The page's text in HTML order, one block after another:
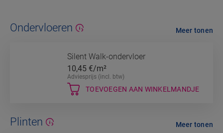
Ondervloeren
Silent Walk-ondervloer
10,45 €/m²
Adviesprijs (incl. btw)
TOEVOEGEN AAN WINKELMANDJE
Meer tonen
Plinten Meer tonen